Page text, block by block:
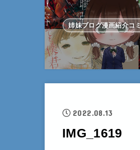
姉妹ブログ漫画紹介コ
2022.08.13
IMG_1619